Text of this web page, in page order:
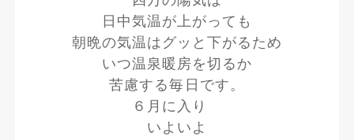
日中気温が上がっても
朝晩の気温はグッと下がるため
いつ温泉暖房を切るか
苦慮する毎日です。
６月に入り
いよいよ